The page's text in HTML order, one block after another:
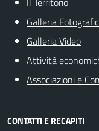
Galleria
Galleria Video
Attività
Associazioni e
CONTATTI E RECAPITI